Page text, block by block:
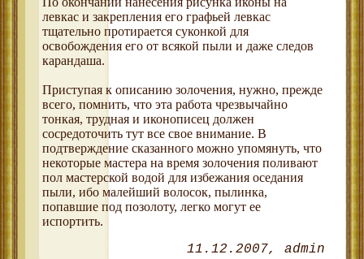
левкас и закрепления его графьей левкас
тщательно протирается суконкой для
освобождения его от всякой пыли и даже следов
карандаша.
Приступая к описанию золочения, нужно, прежде
всего, помнить, что эта работа чрезвычайно
тонкая, трудная и иконописец должен
сосредоточить тут все свое внимание. В
подтверждение сказанного можно упомянуть, что
некоторые мастера на время золочения поливают
пол мастерской водой для избежания оседания
пыли, ибо малейший волосок, пылинка,
попавшие под позолоту, легко могут ее
испортить.
11.12.2007 admin